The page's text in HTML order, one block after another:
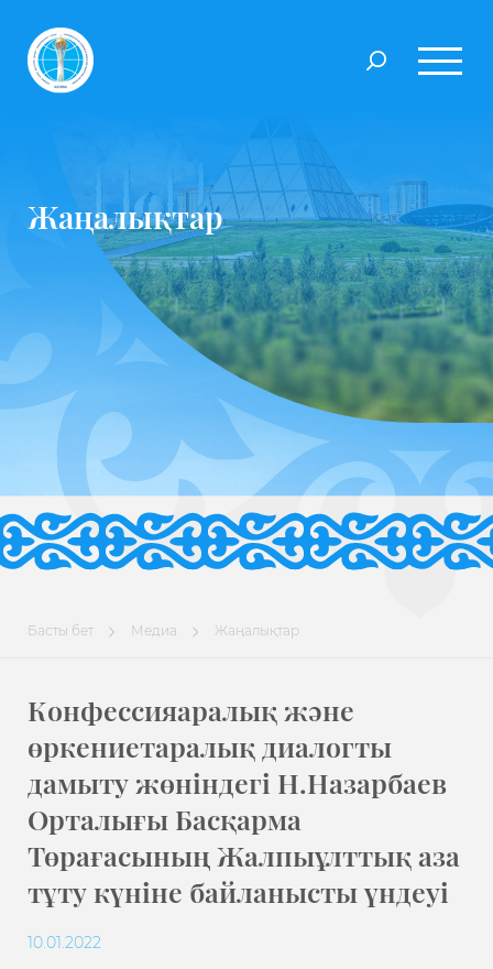
Жаңалықтар
Басты бет Медиа Жаңалықтар
Конфессияаралық және
өркениетаралық диалогты
дамыту жөніндегі Н.Назарбаев
Орталығы Басқарма
Төрағасының Жалпыұлттық аза
тұту күніне байланысты үндеуі
10.01.2022